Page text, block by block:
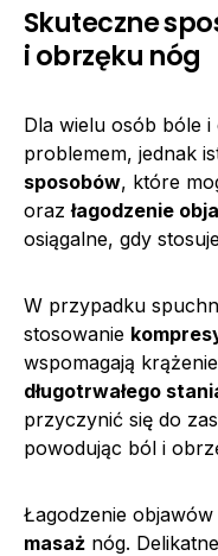
Skuteczne
i obrzęku nóg
Dla wielu osób bóle
problemem, jednak
sposobów, które
orazłagodzenie
osiągalne, gdy
W przypadku
stosowanie
wspomagają
długotrwałego
przyczynić się do
powodując ból i
Łagodzenie
masaż nóg.